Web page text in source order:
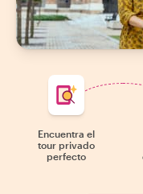
Encuentra el
tour privado
perfecto